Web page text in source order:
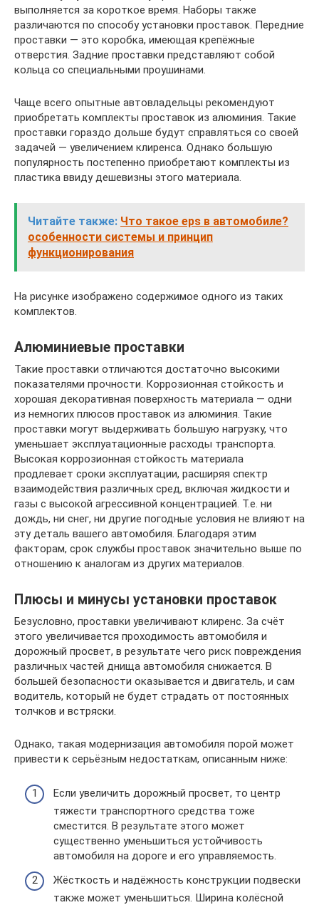
выполняется за короткое время. Наборы также
различаются по способу установки проставок. Передние
проставки — это коробка, имеющая крепёжные
отверстия. Задние проставки представляют собой
кольца со специальными проушинами.
Чаще всего опытные автовладельцы рекомендуют
приобретать комплекты проставок из алюминия. Такие
проставки гораздо дольше будут справляться со своей
задачей — увеличением клиренса. Однако большую
популярность постепенно приобретают комплекты из
пластика ввиду дешевизны этого материала.
Читайте также: Что такое eps в автомобиле?
особенности системы и принцип
функционирования
На рисунке изображено содержимое одного из таких
комплектов.
Алюминиевые проставки
Такие проставки отличаются достаточно высокими
показателями прочности. Коррозионная стойкость и
хорошая декоративная поверхность материала — одни
из немногих плюсов проставок из алюминия. Такие
проставки могут выдерживать большую нагрузку, что
уменьшает эксплуатационные расходы транспорта.
Высокая коррозионная стойкость материала
продлевает сроки эксплуатации, расширяя спектр
взаимодействия различных сред, включая жидкости и
газы с высокой агрессивной концентрацией. Т.е. ни
дождь, ни снег, ни другие погодные условия не влияют на
эту деталь вашего автомобиля. Благодаря этим
факторам, срок службы проставок значительно выше по
отношению к аналогам из других материалов.
Плюсы и минусы установки проставок
Безусловно, проставки увеличивают клиренс. За счёт
этого увеличивается проходимость автомобиля и
дорожный просвет, в результате чего риск повреждения
различных частей днища автомобиля снижается. В
большей безопасности оказывается и двигатель, и сам
водитель, который не будет страдать от постоянных
толчков и встряски.
Однако, такая модернизация автомобиля порой может
привести к серьёзным недостаткам, описанным ниже:
Если увеличить дорожный просвет, то центр
тяжести транспортного средства тоже
сместится. В результате этого может
существенно уменьшиться устойчивость
автомобиля на дороге и его управляемость.
Жёсткость и надёжность конструкции подвески
также может уменьшиться. Ширина колёсной